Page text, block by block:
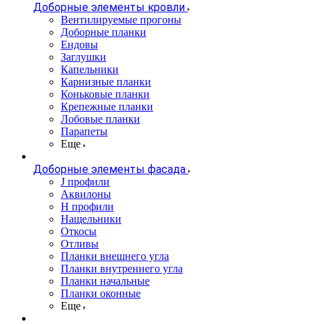
Доборные элементы кровли
Вентилируемые прогоны
Доборные планки
Ендовы
Заглушки
Капельники
Карнизные планки
Коньковые планки
Крепежные планки
Лобовые планки
Парапеты
Еще
Доборные элементы фасада
J профили
Аквилоны
Н профили
Нащельники
Откосы
Отливы
Планки внешнего угла
Планки внутреннего угла
Планки начальные
Планки оконные
Еще